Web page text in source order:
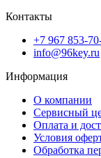
Контакты
+7 967 853-
info@96key.ru
Информация
О компании
Сервисный
Оплата и
Условия
Обработка